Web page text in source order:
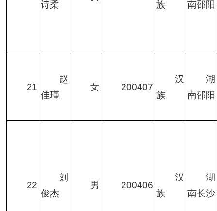
诗柔 族 南邵阳
21
赵
佳瑾
女 200407
汉
族
湖
南邵阳
22
刘
俊杰
男 200406
汉
族
湖
南长沙